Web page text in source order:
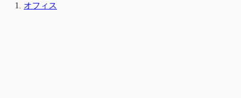
オフィス